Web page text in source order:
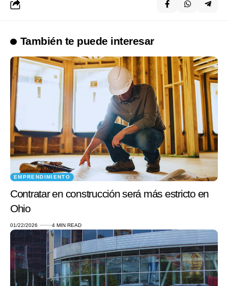
También te puede interesar
EMPRENDIMIENTO
Contratar en construcción será más estricto en
Ohio
01/22/2026 4 MIN READ